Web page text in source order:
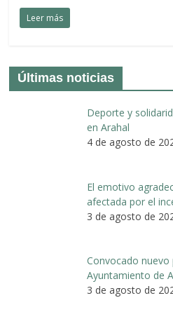
Leer más
Últimas noticias
Deporte y
en Arahal
4 de agosto de
El emotivo
afectada por el
3 de agosto de
Convocado
Ayuntamiento de
3 de agosto de